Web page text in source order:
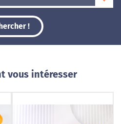
!
vous intéresser